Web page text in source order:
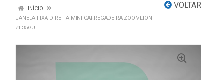
VOLTAR
INÍCIO
JANELA FIXA DIREITA MINI CARREGADEIRA ZOOMLION
ZE35GU